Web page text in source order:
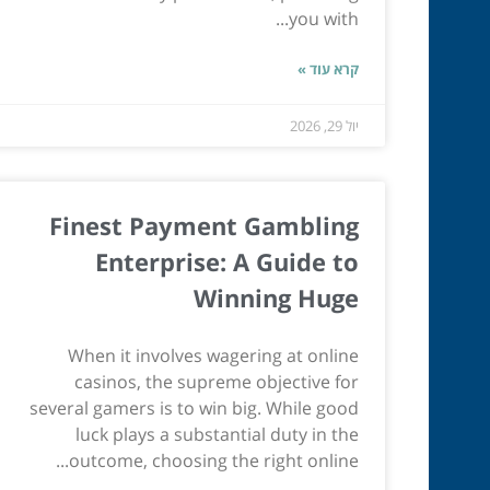
you with...
קרא עוד »
יול 29, 2026
Finest Payment Gambling
Enterprise: A Guide to
Winning Huge
When it involves wagering at online
casinos, the supreme objective for
several gamers is to win big. While good
luck plays a substantial duty in the
outcome, choosing the right online...